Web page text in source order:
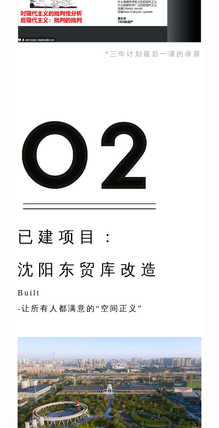
*三年计划最后一课的录屏
已建项目：
沈阳东贸库改造
Built
-让所有人都满意的“空间正义”